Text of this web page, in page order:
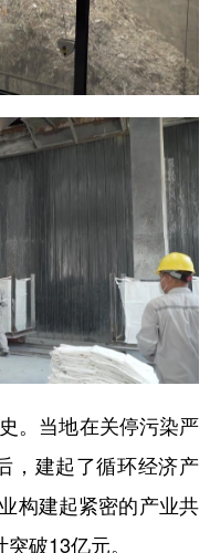
福建 江西
湖北 湖南
云南
黑龙江
Français عربى
本語 한국어
当地在关停污染严
，建起了循环经济产
构建起紧密的产业共
破13亿元。